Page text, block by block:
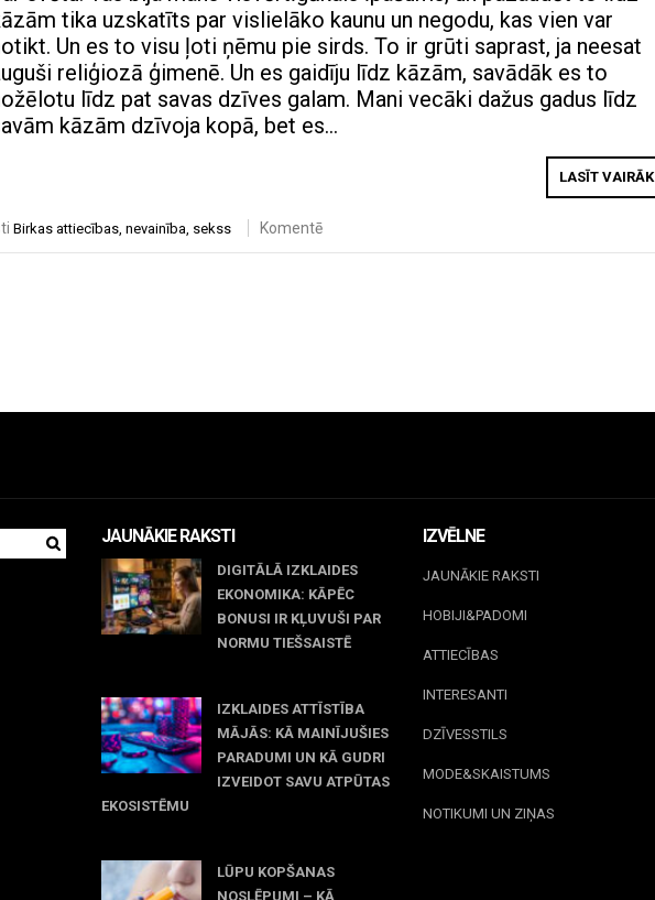
tika uzskatīts par vislielāko kaunu un negodu, kas vien var
Un es to visu ļoti ņēmu pie sirds. To ir grūti saprast, ja neesat
reliģiozā ģimenē. Un es gaidīju līdz kāzām, savādāk es to
līdz pat savas dzīves galam. Mani vecāki dažus gadus līdz
kāzām dzīvoja kopā, bet es…
LASĪT VAIRĀK
Birkas attiecības nevainība sekss Komentē
JAUNĀKIE RAKSTI
DIGITĀLĀ IZKLAIDES
EKONOMIKA: KĀPĒC
BONUSI IR KĻUVUŠI PAR
NORMU TIEŠSAISTĒ
IZKLAIDES ATTĪSTĪBA
MĀJĀS: KĀ MAINĪJUŠIES
PARADUMI UN KĀ GUDRI
IZVEIDOT SAVU ATPŪTAS
EKOSISTĒMU
LŪPU KOPŠANAS
NOSLĒPUMI – KĀ
IZVĒLNE
JAUNĀKIE RAKSTI
HOBIJI&PADOMI
ATTIECĪBAS
INTERESANTI
DZĪVESSTILS
MODE&SKAISTUMS
NOTIKUMI UN ZIŅAS